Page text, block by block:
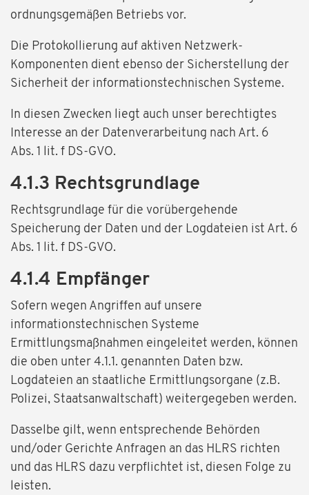
ordnungsgemäßen Betriebs vor.
Die Protokollierung auf aktiven Netzwerk-
Komponenten dient ebenso der Sicherstellung der
Sicherheit der informationstechnischen Systeme.
In diesen Zwecken liegt auch unser berechtigtes
Interesse an der Datenverarbeitung nach Art. 6
Abs. 1 lit. f DS-GVO.
4.1.3 Rechtsgrundlage
Rechtsgrundlage für die vorübergehende
Speicherung der Daten und der Logdateien ist Art. 6
Abs. 1 lit. f DS-GVO.
4.1.4 Empfänger
Sofern wegen Angriffen auf unsere
informationstechnischen Systeme
Ermittlungsmaßnahmen eingeleitet werden, können
die oben unter 4.1.1. genannten Daten bzw.
Logdateien an staatliche Ermittlungsorgane (z.B.
Polizei, Staatsanwaltschaft) weitergegeben werden.
Dasselbe gilt, wenn entsprechende Behörden
und/oder Gerichte Anfragen an das HLRS richten
und das HLRS dazu verpflichtet ist, diesen Folge zu
leisten.